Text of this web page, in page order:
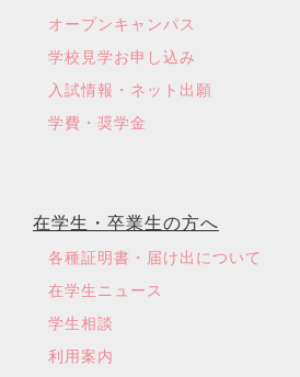
オープンキャンパス
学校見学お申し込み
入試情報・ネット出願
学費・奨学金
在学生・卒業生の方へ
各種証明書・届け出について
在学生ニュース
学生相談
利用案内